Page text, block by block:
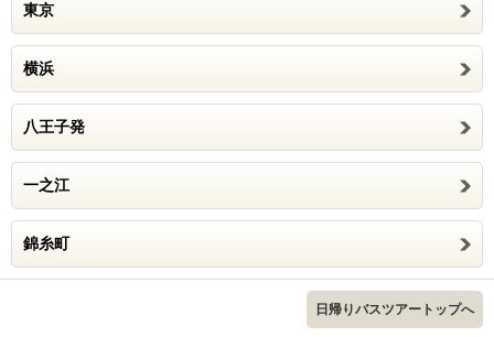
東京
横浜
八王子発
一之江
錦糸町
日帰りバスツアートップへ